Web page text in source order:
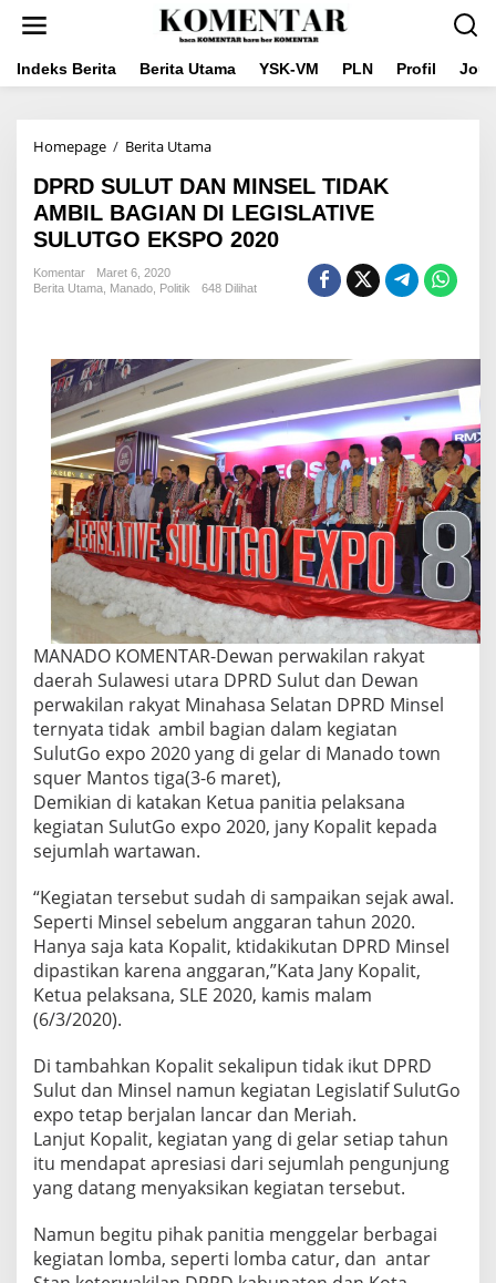
Indeks Berita Berita Utama YSK-VM PLN Profil
Homepage / Berita UtamaDPRD
DAN
MINSEL
TIDAK
AMBIL
DI
2020
DPRD SULUT DAN MINSEL TIDAK
AMBIL BAGIAN DI LEGISLATIVE
SULUTGO EKSPO 2020
Komentar
Maret 6, 2020
Berita Utama Manado Politik 648 Dilihat
MANADO KOMENTAR-Dewan perwakilan rakyat
daerah Sulawesi utara DPRD Sulut dan Dewan
perwakilan rakyat Minahasa Selatan DPRD Minsel
ternyata tidak ambil bagian dalam kegiatan
SulutGo expo 2020 yang di gelar di Manado town
squer Mantos tiga(3-6 maret),
Demikian di katakan Ketua panitia pelaksana
kegiatan SulutGo expo 2020, jany Kopalit kepada
sejumlah wartawan.
“Kegiatan tersebut sudah di sampaikan sejak awal.
Seperti Minsel sebelum anggaran tahun 2020.
Hanya saja kata Kopalit, ktidakikutan DPRD Minsel
dipastikan karena anggaran,”Kata Jany Kopalit,
Ketua pelaksana, SLE 2020, kamis malam
(6/3/2020).
Di tambahkan Kopalit sekalipun tidak ikut DPRD
Sulut dan Minsel namun kegiatan Legislatif SulutGo
expo tetap berjalan lancar dan Meriah.
Lanjut Kopalit, kegiatan yang di gelar setiap tahun
itu mendapat apresiasi dari sejumlah pengunjung
yang datang menyaksikan kegiatan tersebut.
Namun begitu pihak panitia menggelar berbagai
kegiatan lomba, seperti lomba catur, dan antar